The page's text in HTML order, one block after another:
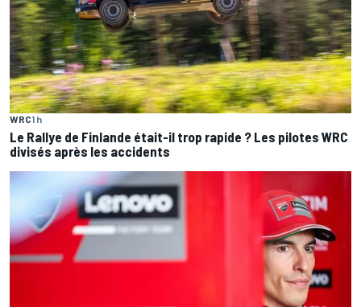
WRC1 h
Le Rallye de Finlande était-il trop rapide ? Les pilotes WRC
divisés après les accidents